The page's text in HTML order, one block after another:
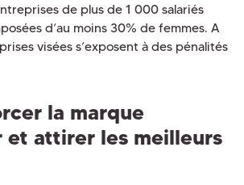
de plus de 1 000 salariés
d’au moins 30% de femmes. A
visées s’exposent à des pénalités
la marque
et attirer les meilleurs